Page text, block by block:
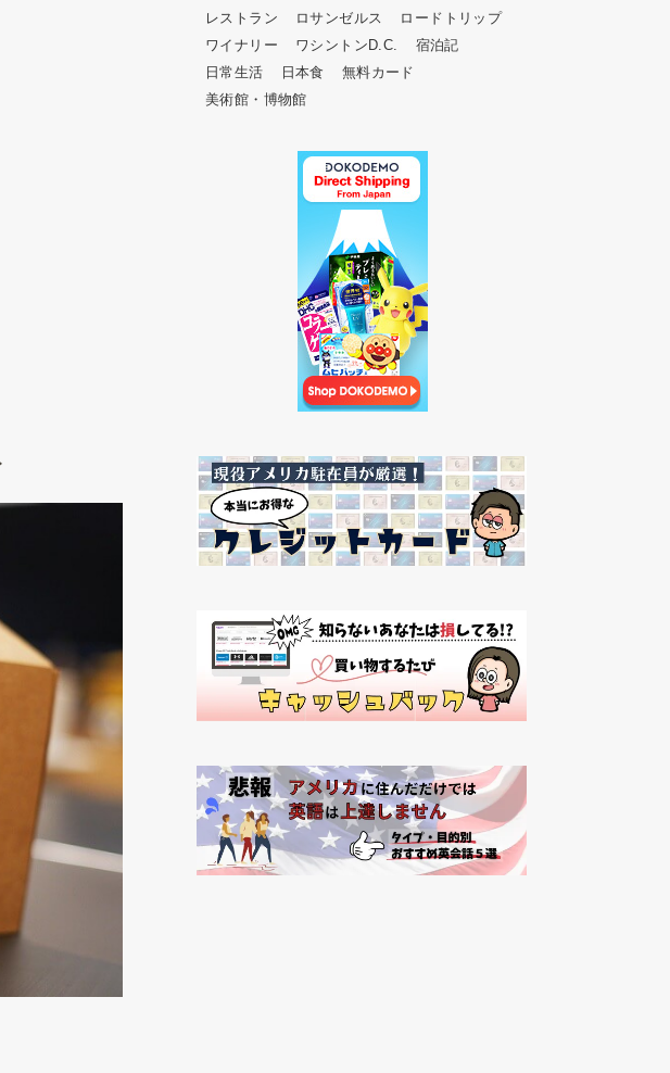
レストラン
ロサンゼルス
ロードトリップ
ワイナリー
ワシントンD.C.
宿泊記
日常生活
日本食
無料カード
美術館・博物館